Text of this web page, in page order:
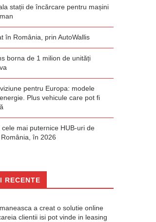
stații de încărcare pentru mașini
în România, prin AutoWallis
borna de 1 milion de unități
pentru Europa: modele
Plus vehicule care pot fi
cele mai puternice HUB-uri de
în 2026
RECENTE
a creat o solutie online
clientii isi pot vinde in leasing